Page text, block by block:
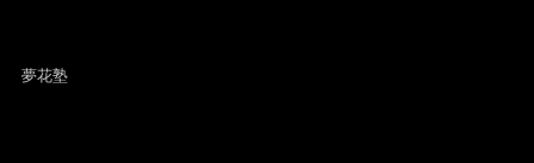
夢花塾